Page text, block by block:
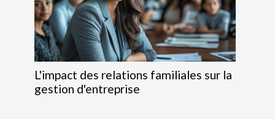
L'impact des relations familiales sur la
gestion d'entreprise